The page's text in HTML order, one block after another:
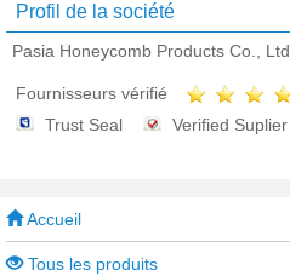
Profil de la société
Pasia Honeycomb Products Co., Ltd
Fournisseurs vérifié
Trust Seal
Verified Suplier
Accueil
Tous les produits